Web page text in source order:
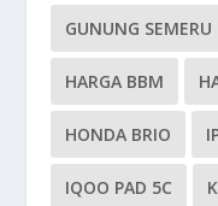
GUNUNG SEMERU
HARGA BBM
HONDA BRIO
IQOO PAD 5C